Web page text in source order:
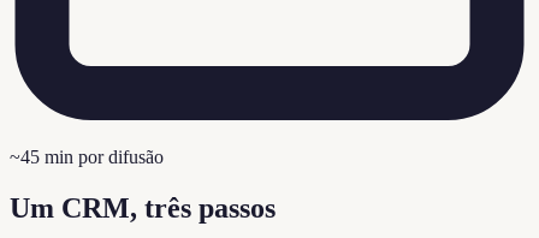
~45 min por difusão
Um CRM, três passos